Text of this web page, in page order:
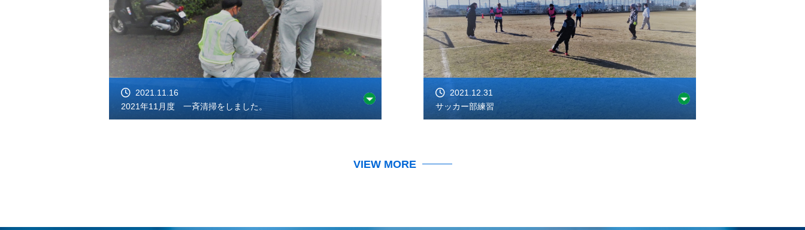
2021.11.16
2021年11月度 一斉清掃をしました。
2021.12.31
サッカー部練習
VIEW MORE